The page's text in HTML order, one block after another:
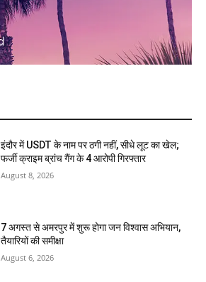
इंदौर में USDT के नाम पर ठगी नहीं, सीधे लूट का खेल;
फर्जी क्राइम ब्रांच गैंग के 4 आरोपी गिरफ्तार
August 8, 2026
7 अगस्त से अमरपुर में शुरू होगा जन विश्वास अभियान,
तैयारियों की समीक्षा
August 6, 2026